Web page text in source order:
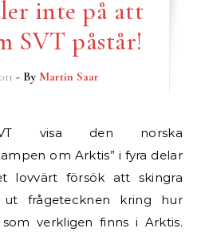
inte på att
SVT påstår!
- By Martin Saar
om Arktis” i fyra delar
lovvärt försök att skingra
frågetecknen kring hur
verkligen finns i Arktis.